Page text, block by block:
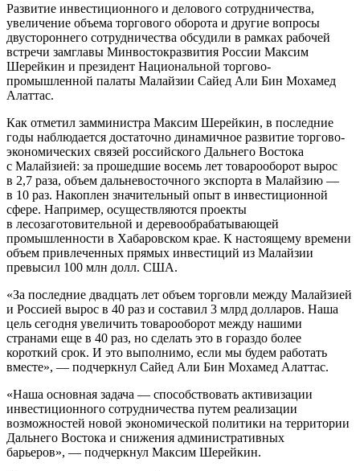
Развитие инвестиционного и делового сотрудничества,
увеличение объема торгового оборота и другие вопросы
двустороннего сотрудничества обсудили в рамках рабочей
встречи замглавы Минвостокразвития России Максим
Шерейкин и президент Национальной торгово-
промышленной палаты Малайзии Сайед Али Бин Мохамед
Алаттас.
Как отметил замминистра Максим Шерейкин, в последние
годы наблюдается достаточно динамичное развитие торгово-
экономических связей российского Дальнего Востока
с Малайзией: за прошедшие восемь лет товарооборот вырос
в 2,7 раза, объем дальневосточного экспорта в Малайзию —
в 10 раз. Накоплен значительный опыт в инвестиционной
сфере. Например, осуществляются проекты
в лесозаготовительной и деревообрабатывающей
промышленности в Хабаровском крае. К настоящему времени
объем привлеченных прямых инвестиций из Малайзии
превысил 100 млн долл. США.
«За последние двадцать лет объем торговли между Малайзией
и Россией вырос в 40 раз и составил 3 млрд долларов. Наша
цель сегодня увеличить товарооборот между нашими
странами еще в 40 раз, но сделать это в гораздо более
короткий срок. И это выполнимо, если мы будем работать
вместе», — подчеркнул Сайед Али Бин Мохамед Алаттас.
«Наша основная задача — способствовать активизации
инвестиционного сотрудничества путем реализации
возможностей новой экономической политики на территории
Дальнего Востока и снижения административных
барьеров», — подчеркнул Максим Шерейкин.